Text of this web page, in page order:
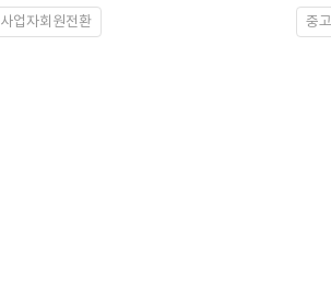
사업자회원전환 중